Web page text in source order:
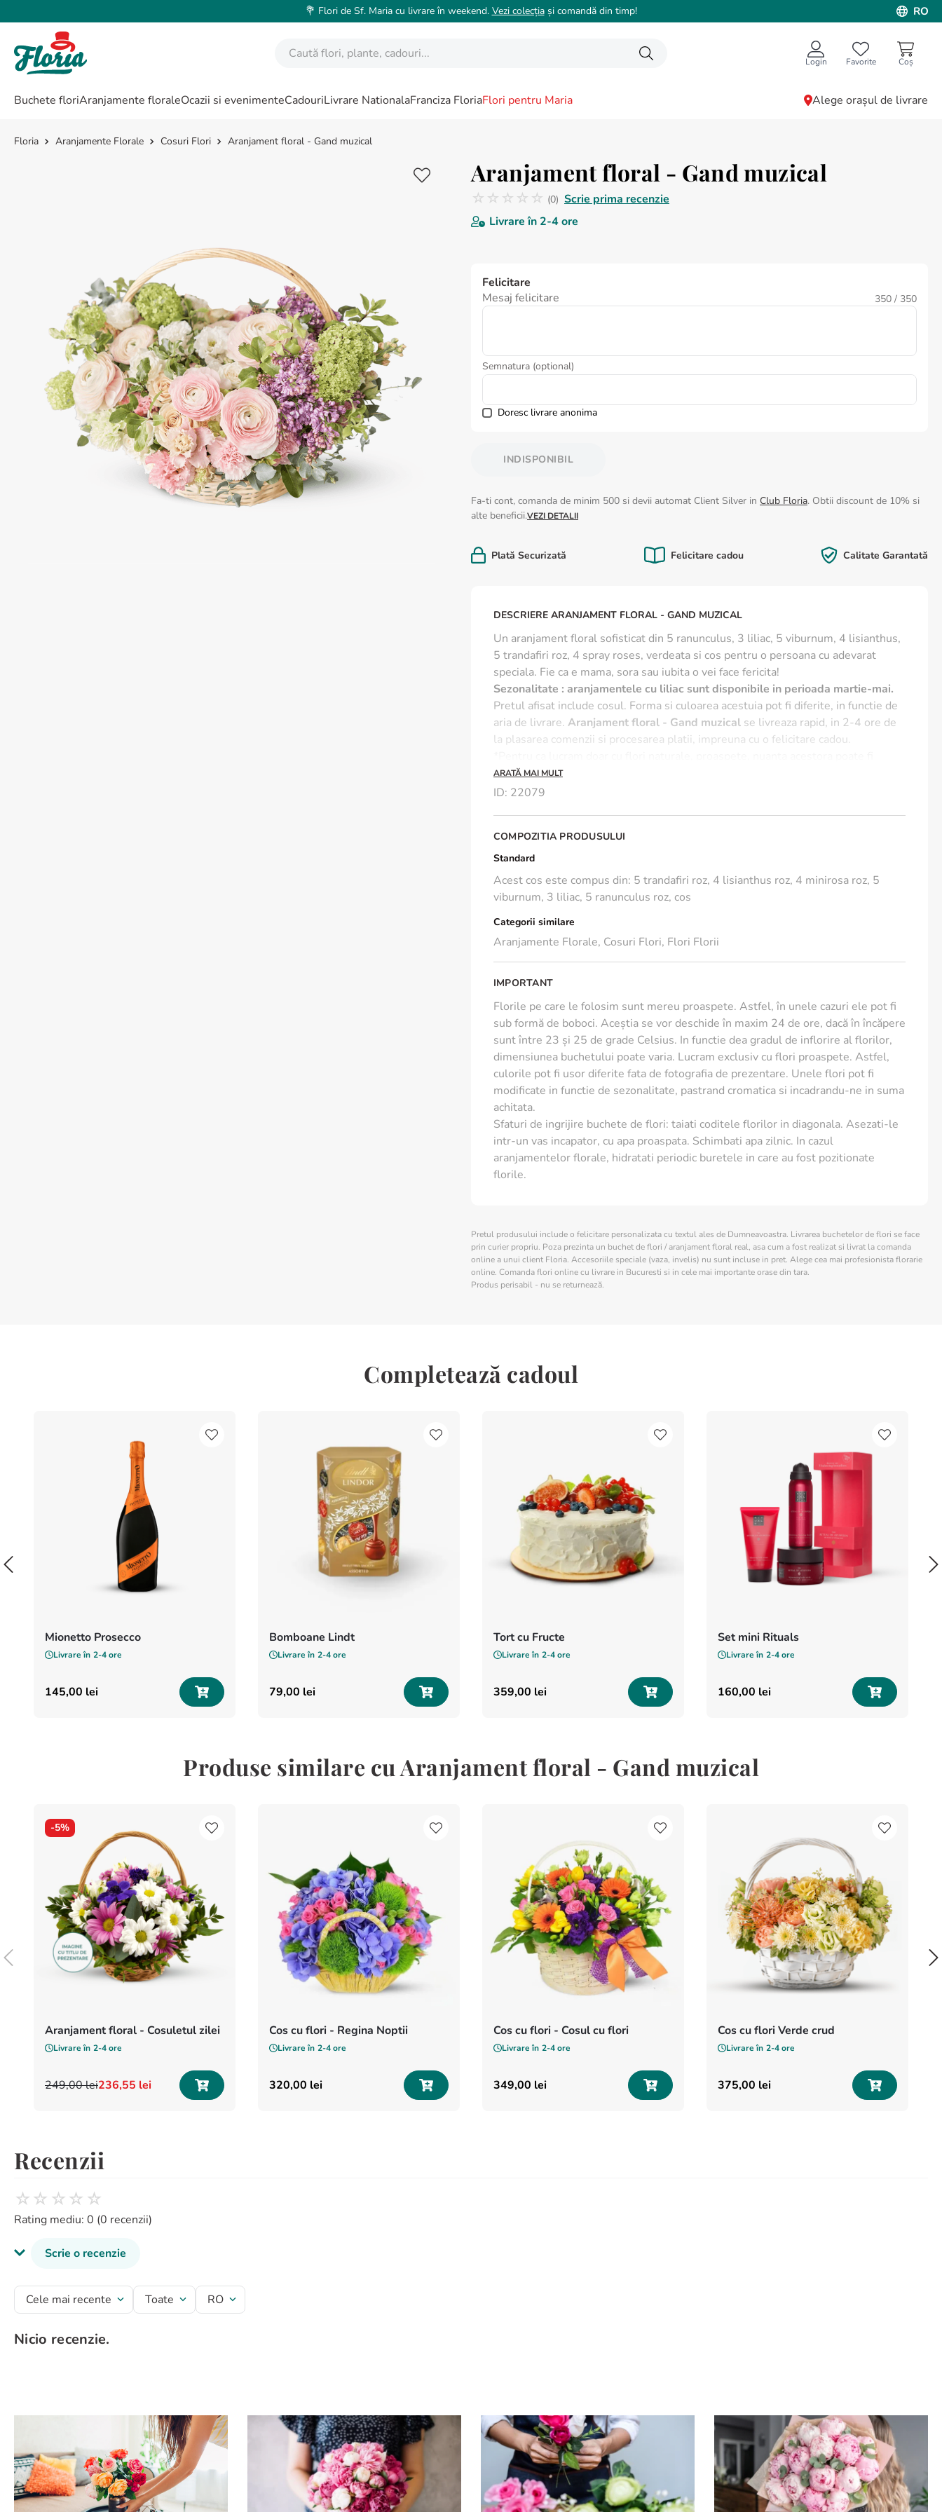
💐 Flori de Sf. Maria cu livrare în weekend. Vezi colecțiași comandă din timp! RO
trandafiri albi
Login Favorite
Buchete floriAranjamente floraleOcazii si evenimenteCadouriLivrare NationalaFranciza FloriaFlori pentru Maria Alege orașul de livrare
Aranjamente Florale Cosuri Flori Aranjament floral - Gand muzical
Aranjament floral - Gand muzical
☆ ☆ ☆ ☆ ☆ (0)
Nicio recenzie
Scrie prima recenzie
Livrare în 2-4 ore
Felicitare
Mesaj felicitare
350 / 350
Semnatura (optional)
Doresc livrare anonima
INDISPONIBIL
Fa-ti cont, comanda de minim 500 si devii automat Client Silver in Club Floria. Obtii discount de 10% si
alte beneficii.VEZI DETALII
Plată Securizată Felicitare cadou Calitate Garantată
DESCRIERE ARANJAMENT FLORAL - GAND MUZICAL
Un aranjament floral sofisticat din 5 ranunculus, 3 liliac, 5 viburnum, 4 lisianthus,
5 trandafiri roz, 4 spray roses, verdeata si cos pentru o persoana cu adevarat
speciala. Fie ca e mama, sora sau iubita o vei face fericita!
Sezonalitate : aranjamentele cu liliac sunt disponibile in perioada martie-mai.
Pretul afisat include cosul. Forma si culoarea acestuia pot fi diferite, in functie de
aria de livrare. Aranjament floral - Gand muzical se livreaza rapid, in 2-4 ore de
la plasarea comenzii si procesarea platii, impreuna cu o felicitare cadou.
diferita fata de fotografia de prezentare.
Hidratati buretele in care sunt puse florile pentru a le mentine proaspete.
ARATĂ MAI MULT
ID: 22079
COMPOZITIA PRODUSULUI
Standard
Acest cos este compus din: 5 trandafiri roz, 4 lisianthus roz, 4 minirosa roz, 5
viburnum, 3 liliac, 5 ranunculus roz, cos
Categorii similare
Aranjamente Florale, Cosuri Flori, Flori Florii
IMPORTANT
Florile pe care le folosim sunt mereu proaspete. Astfel, în unele cazuri ele pot fi
sub formă de boboci. Aceștia se vor deschide în maxim 24 de ore, dacă în încăpere
sunt între 23 și 25 de grade Celsius. In functie dea gradul de inflorire al florilor,
dimensiunea buchetului poate varia. Lucram exclusiv cu flori proaspete. Astfel,
culorile pot fi usor diferite fata de fotografia de prezentare. Unele flori pot fi
modificate in functie de sezonalitate, pastrand cromatica si incadrandu-ne in suma
achitata.
Sfaturi de ingrijire buchete de flori: taiati coditele florilor in diagonala. Asezati-le
intr-un vas incapator, cu apa proaspata. Schimbati apa zilnic. In cazul
aranjamentelor florale, hidratati periodic buretele in care au fost pozitionate
florile.
Pretul produsului include o felicitare personalizata cu textul ales de Dumneavoastra. Livrarea buchetelor de flori se face
prin curier propriu. Poza prezinta un buchet de flori / aranjament floral real, asa cum a fost realizat si livrat la comanda
online a unui client Floria. Accesoriile speciale (vaza, invelis) nu sunt incluse in pret. Alege cea mai profesionista florarie
online. Comanda flori online cu livrare in Bucuresti si in cele mai importante orase din tara.
Produs perisabil - nu se returnează.
Completează cadoul
Mionetto Prosecco
Livrare în 2-4 ore
145,00 lei
Bomboane Lindt
Livrare în 2-4 ore
79,00 lei
Tort cu Fructe
Livrare în 2-4 ore
359,00 lei
Set mini Rituals
Livrare în 2-4 ore
160,00 lei
Produse similare cu Aranjament floral - Gand muzical
-5%
Aranjament floral - Cosuletul zilei
Livrare în 2-4 ore
249,00lei236,55 lei
Cos cu flori - Regina Noptii
Livrare în 2-4 ore
320,00 lei
Cos cu flori - Cosul cu flori
Livrare în 2-4 ore
349,00 lei
Cos cu flori Verde crud
Livrare în 2-4 ore
375,00 lei
Recenzii
☆☆ ☆☆ ☆
Rating mediu: 0 (0 recenzii)
Scrie o recenzie
Titlu recenzie
Evaluează produsul cu un rating între 1 și 5 stele
Adresă de e-mail
Scrie o recenzie
Cele mai recente Toate RO
Nicio recenzie.